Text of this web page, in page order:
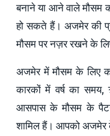
बनाने या आने वाले मौसम
हो सकते हैं। अजमेर की
मौसम पर नज़र रखने के
अजमेर में मौसम के लिए
कारकों में वर्ष का
आसपास के मौसम के
शामिल हैं। आपको अजमेर